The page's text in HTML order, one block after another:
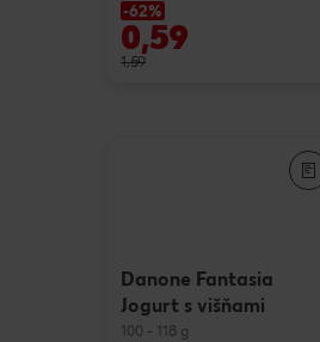
-62%
0,59
1,59
Danone Fantasia
Jogurt s višňami
100 - 118 g